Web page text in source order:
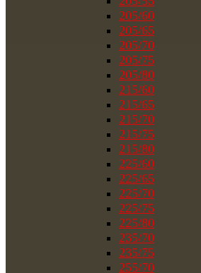
205/60
205/65
205/70
205/75
205/80
215/60
215/65
215/70
215/75
215/80
225/60
225/65
225/70
225/75
225/80
235/70
235/75
255/70